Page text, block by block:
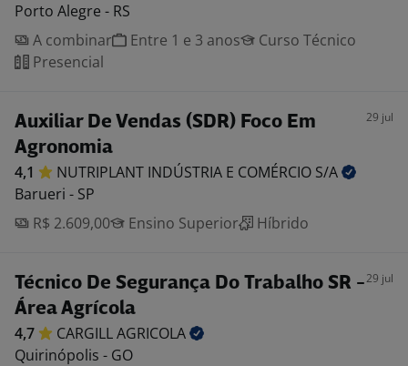
Porto Alegre - RS
A combinar
Entre 1 e 3 anos
Curso Técnico
Presencial
Auxiliar De Vendas (SDR) Foco Em
Agronomia
29 jul
4,1 NUTRIPLANT INDÚSTRIA E COMÉRCIO S/A
Barueri - SP
R$ 2.609,00
Ensino Superior Híbrido
Técnico De Segurança Do Trabalho SR -
Área Agrícola
29 jul
4,7 CARGILLAGRICOLA
Quirinópolis - GO